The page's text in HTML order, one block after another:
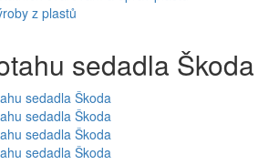
z plastů
sedadla Škoda